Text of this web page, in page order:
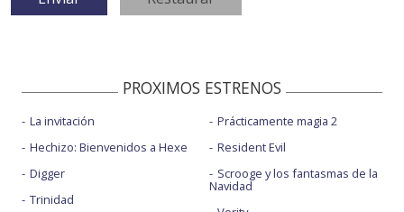
PROXIMOS ESTRENOS
La invitación
Hechizo: Bienvenidos a Hexe
Digger
Trinidad
Prácticamente magia 2
Resident Evil
Scrooge y los fantasmas de la
Navidad